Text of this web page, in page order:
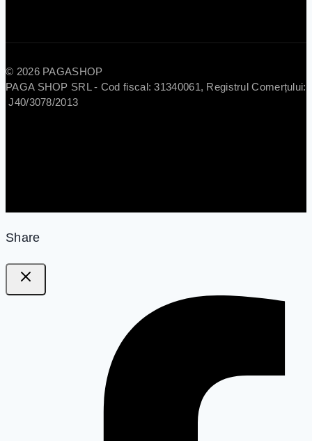
© 2026 PAGASHOP
PAGA SHOP SRL - Cod fiscal: 31340061, Registrul Comerțului:
J40/3078/2013
Share